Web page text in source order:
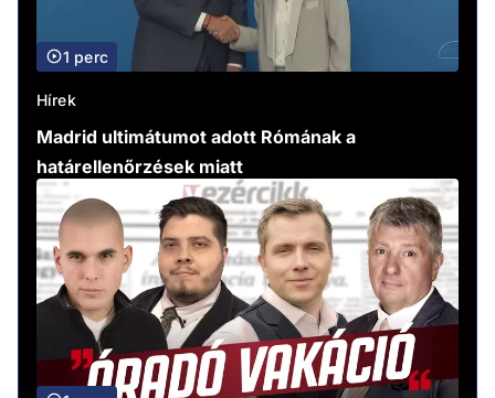
1 perc
Hírek
Madrid ultimátumot adott Rómának a
határellenőrzések miatt